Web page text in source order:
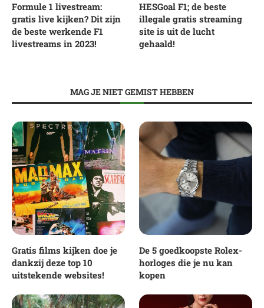
Formule 1 livestream:
gratis live kijken? Dit zijn
de beste werkende F1
livestreams in 2023!
HESGoal F1; de beste
illegale gratis streaming
site is uit de lucht
gehaald!
MAG JE NIET GEMIST HEBBEN
Gratis films kijken doe je
dankzij deze top 10
uitstekende websites!
De 5 goedkoopste Rolex-
horloges die je nu kan
kopen